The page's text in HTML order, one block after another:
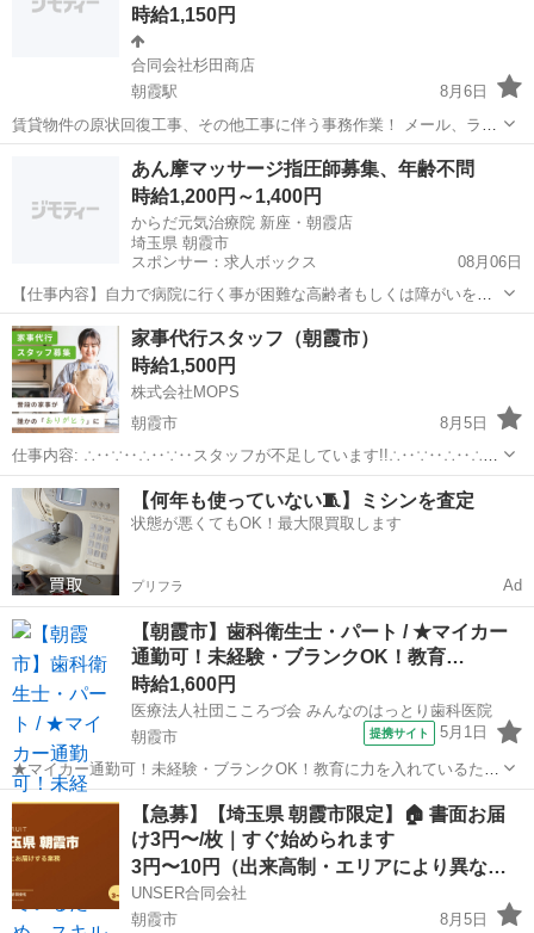
時給1,150円
合同会社杉田商店
朝霞駅
8月6日
賃貸物件の原状回復工事、その他工事に伴う事務作業！ メール、ライ
ン対応、協力業者様への発注書作成、管理会社への請求書作成及び送
付、簡単な見積書作成、鍵の郵送等お任せします。 試用期間有。 休
日：年末年始、夏季、ゴールデ...
朝霞駅 一般事務 事務員
あん摩マッサージ指圧師募集、年齢不問
時給1,200円～1,400円
からだ元気治療院 新座・朝霞店
埼玉県 朝霞市
スポンサー：求人ボックス
08月06日
【仕事内容】自力で病院に行く事が困難な高齢者もしくは障がいをお
持ちの方の自宅や施設における施術 業務内容の変更範囲:なし 就業場
所の変更範囲:なし 雇用期間の定めなし 【経験・資格】<応募要件> あ
ん摩マッサージ指圧師 普通運転免...
アルバイト・パート
家事代行スタッフ（朝霞市）
時給1,500円
株式会社MOPS
朝霞市
8月5日
仕事内容: ∴‥∵‥∴‥∵‥スタッフが不足しています!!∴‥∵‥∴‥∴‥
∵ 現在、お客様から多数のご依頼をいただいておりスタッフが不足し
ています 大手の家事代行で仕事が入らなくなったという方はぜひ！ カ
ジママ（ ht...
埼玉 朝霞市 ホームヘルパー スタッフ
【何年も使っていない🧵】ミシンを査定
状態が悪くてもOK！最大限買取します
プリフラ Ad
【朝霞市】歯科衛生士・パート / ★マイカー
通勤可！未経験・ブランクOK！教育…
時給1,600円
医療法人社団こころづ会 みんなのはっとり歯科医院
朝霞市
提携サイト 5月1日
★マイカー通勤可！未経験・ブランクOK！教育に力を入れているた
め、スキルアップには最適な環境です★ 時給： 1,600円~2,000円 アク
セス：東上線 和光市 徒歩14分;東上線 朝霞 徒歩3分;有楽町線 和光市
徒歩...
埼玉 朝霞市 歯科衛生士
【急募】【埼玉県 朝霞市限定】🏠 書面お届
け3円〜/枚｜すぐ始められます
3円〜10円（出来高制・エリアにより異なる）
UNSER合同会社
朝霞市
8月5日